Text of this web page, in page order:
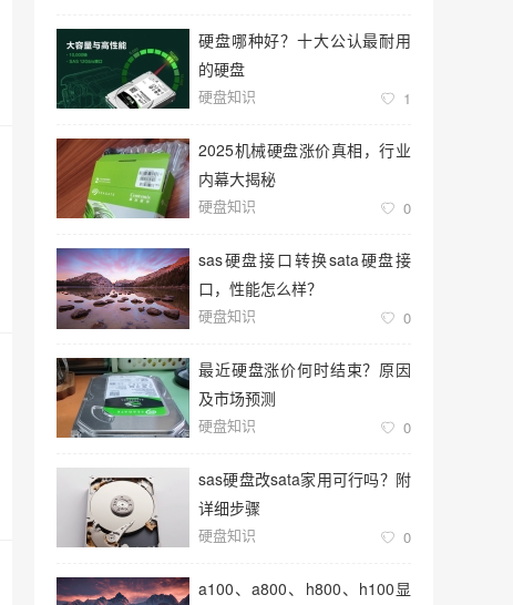
硬盘哪种好？十大公认最耐用
的硬盘
硬盘知识 1
2025机械硬盘涨价真相，行业
内幕大揭秘
硬盘知识 0
sas硬盘接口转换sata硬盘接
口，性能怎么样？
硬盘知识 0
最近硬盘涨价何时结束？原因
及市场预测
硬盘知识 0
sas硬盘改sata家用可行吗？附
详细步骤
硬盘知识 0
a100、a800、h800、h100显